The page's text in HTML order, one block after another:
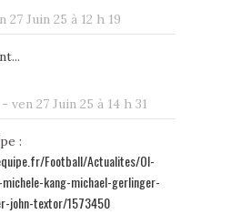
27 Juin 25 à 12 h 19
- ven 27 Juin 25 à 14 h 31
:
Football/Actualites/Ol-
kang-michael-gerlinger-
john-textor/1573450